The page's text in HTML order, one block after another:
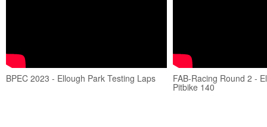
BPEC 2023 - Ellough Park Testing Laps FAB-Racing Round 2 -
Pitbike 140